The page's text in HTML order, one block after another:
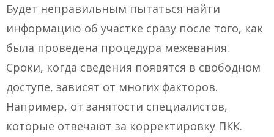
Будет неправильным пытаться найти
информацию об участке сразу после того, как
была проведена процедура межевания.
Сроки, когда сведения появятся в свободном
доступе, зависят от многих факторов.
Например, от занятости специалистов,
которые отвечают за корректировку ПКК.